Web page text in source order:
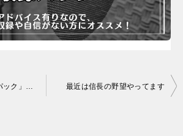
「同人サークル応援パック」受付方法の変更について 最近は信長の野望やってます